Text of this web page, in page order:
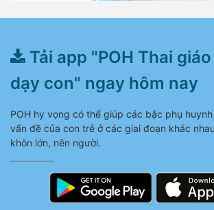
Tải app "POH Thai
dạy con" ngay hôm nay
POH hy vọng có thể giúp các bậc phụ
vấn đề của con trẻ ở các giai đoạn khác
khôn lớn, nên người.